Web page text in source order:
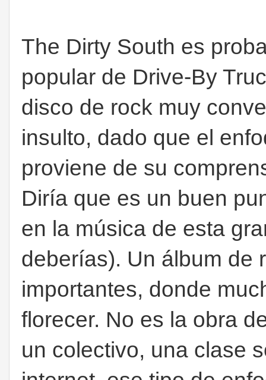
The Dirty South es
popular de Drive-By
disco de rock muy
insulto, dado que el
proviene de su
Diría que es un buen
en la música de esta
deberías). Un álbum de
importantes, donde
florecer. No es la obra
un colectivo, una clase